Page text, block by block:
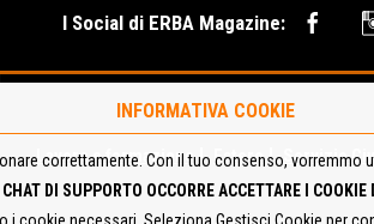
I Social di ERBA Magazine:
Lavoro e formazione Estero Servizio
INFORMATIVA COOKIE
correttamente. Con il tuo consenso, vorremmo
DI SUPPORTO OCCORRE ACCETTARE I